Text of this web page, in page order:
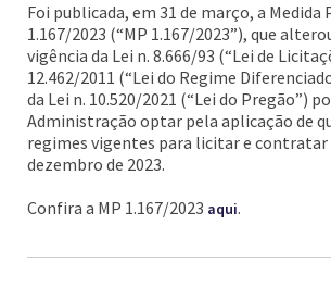
Foi publicada, em 31 de março, a Medida
1.167/2023 (“MP 1.167/2023”), que
vigência da Lei n. 8.666/93 (“Lei de
12.462/2011 (“Lei do Regime
da Lei n. 10.520/2021 (“Lei do Pregão”)
Administração optar pela aplicação de
regimes vigentes para licitar e contratar
dezembro de 2023.
Confira a MP 1.167/2023 aqui.